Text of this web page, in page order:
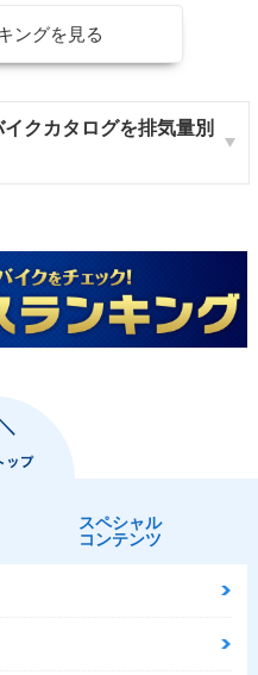
ングを見る
クカタログを排気量別
スペシャル
コンテンツ